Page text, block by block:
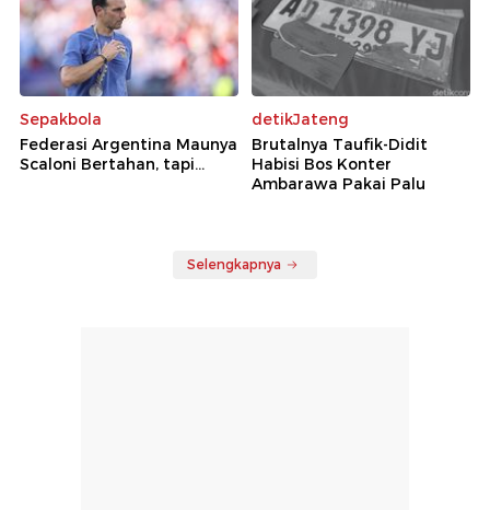
Sepakbola
Federasi Argentina Maunya
Scaloni Bertahan, tapi...
detikJateng
Brutalnya Taufik-Didit
Habisi Bos Konter
Ambarawa Pakai Palu
Selengkapnya